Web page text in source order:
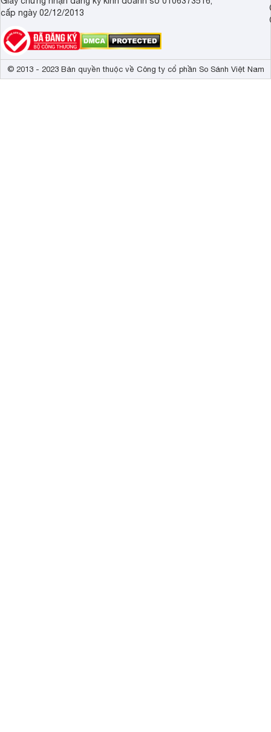
cấp ngày 02/12/2013
© 2013 - 2023 Bản quyền thuộc về Công ty cổ phần So Sánh Việt Nam